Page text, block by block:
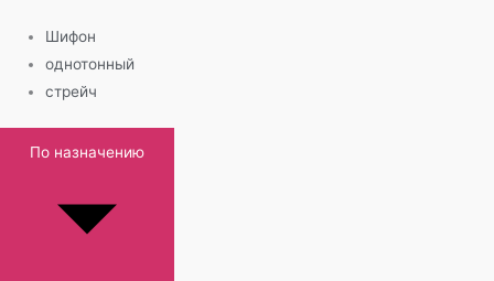
Шифон
однотонный
стрейч
По назначению